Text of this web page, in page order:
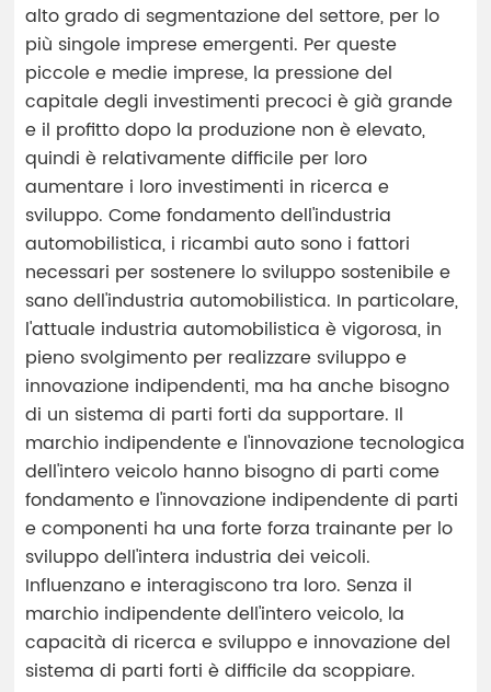
alto grado di segmentazione del settore, per lo
più singole imprese emergenti. Per queste
piccole e medie imprese, la pressione del
capitale degli investimenti precoci è già grande
e il profitto dopo la produzione non è elevato,
quindi è relativamente difficile per loro
aumentare i loro investimenti in ricerca e
sviluppo. Come fondamento dell'industria
automobilistica, i ricambi auto sono i fattori
necessari per sostenere lo sviluppo sostenibile e
sano dell'industria automobilistica. In particolare,
l'attuale industria automobilistica è vigorosa, in
pieno svolgimento per realizzare sviluppo e
innovazione indipendenti, ma ha anche bisogno
di un sistema di parti forti da supportare. Il
marchio indipendente e l'innovazione tecnologica
dell'intero veicolo hanno bisogno di parti come
fondamento e l'innovazione indipendente di parti
e componenti ha una forte forza trainante per lo
sviluppo dell'intera industria dei veicoli.
Influenzano e interagiscono tra loro. Senza il
marchio indipendente dell'intero veicolo, la
capacità di ricerca e sviluppo e innovazione del
sistema di parti forti è difficile da scoppiare.